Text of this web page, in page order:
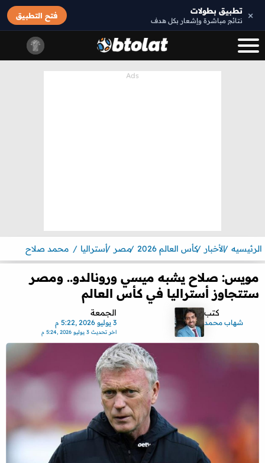
× تطبيق بطولات
نتائج مباشرة وإشعار بكل هدف
فتح التطبيق
الرئيسيه الأخبار كأس العالم 2026 مصر أستراليا محمد صلاح
مويس: صلاح يشبه ميسي ورونالدو.. ومصر
ستتجاوز أستراليا في كأس العالم
كتب
شهاب محمد
الجمعة
3 يوليو 2026 ,5:22 م
اخر تحديث3 يوليو 2026 ,5:24 م